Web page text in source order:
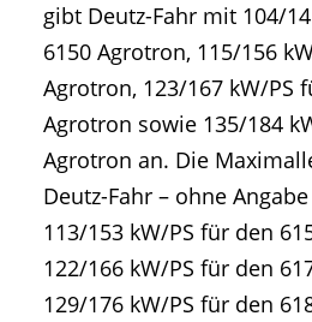
gibt Deutz-Fahr mit 104/
6150 Agrotron, 115/156
Agrotron, 123/167 kW/PS
Agrotron sowie 135/184
Agrotron an. Die
Deutz-Fahr – ohne
113/153 kW/PS für den
122/166 kW/PS für den
129/176 kW/PS für den